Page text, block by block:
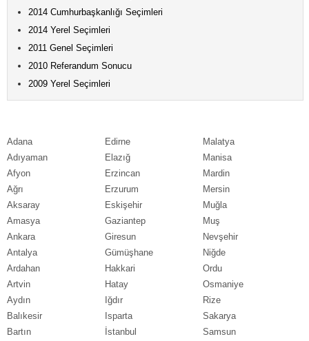
Adana
Adıyaman
Afyon
Ağrı
Aksaray
Amasya
Ankara
Antalya
Ardahan
Artvin
Aydın
Balıkesir
Bartın
Edirne
Elazığ
Erzincan
Erzurum
Eskişehir
Gaziantep
Giresun
Gümüşhane
Hakkari
Hatay
Iğdır
Isparta
İstanbul
Malatya
Manisa
Mardin
Mersin
Muğla
Muş
Nevşehir
Niğde
Ordu
Osmaniye
Rize
Sakarya
Samsun
2014 Cumhurbaşkanlığı Seçimleri
2014 Yerel Seçimleri
2011 Genel Seçimleri
2010 Referandum Sonucu
2009 Yerel Seçimleri